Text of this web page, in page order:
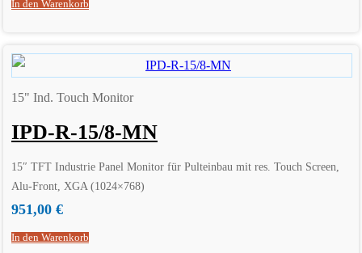
In den Warenkorb
15" Ind. Touch Monitor
IPD-R-15/8-MN
15″ TFT Industrie Panel Monitor für Pulteinbau mit res. Touch Screen,
Alu-Front, XGA (1024×768)
951,00 €
In den Warenkorb